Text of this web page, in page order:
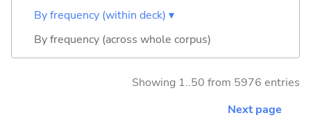
By frequency (within deck) ▾
By frequency (across whole corpus)
Showing 1..50 from 5976 entries
Next page